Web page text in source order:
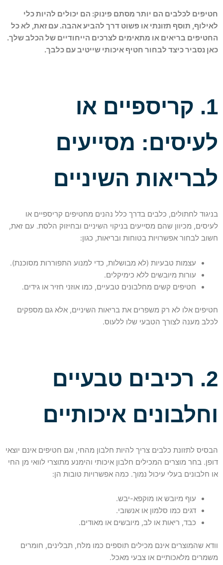
חטיפים לכלבים הם יותר מסתם פינוק: הם יכולים להיות כלי
לאילוף, תוסף תזונתי או פשוט דרך להביע אהבה. עם זאת, לא כל
החטיפים בריאים או מתאימים לצרכים הייחודיים של הכלב שלך.
כאן נסביר כיצד לבחור חטיף איכותי שייטיב עם כלבך.
1. קריספיים או
לעיסים: מסייעים
לבריאות השיניים
בניגוד לחתולים, כלבים בדרך כלל נהנים מחטיפים קריספיים או
לעיסים, מכיוון שהם מסייעים בניקוי השיניים ובחיזוק הלסת. עם זאת,
חשוב לבחור אפשרויות בטוחות ובריאות, כגון:
עצמות טבעיות (לא מבושלות, כדי למנוע התפוררות מסוכנת).
עורות מיובשים ללא כימיקלים.
חטיפים קשים מחלבונים טבעיים, כמו אוזני חזיר או גידים.
חטיפים אלו לא רק משפרים את בריאות השיניים, אלא גם מספקים
לכלב מענה לצורך הטבעי שלו ללעוס.
2. רכיבים טבעיים
וחלבונים איכותיים
הבסיס לתזונת כלבים צריך להיות חלבון מהחי, וגם חטיפים אינם יוצאי
דופן. בחר מוצרים המכילים חלבון איכותי והימנע מתוצרי לוואי מן החי
או חלבונים בעלי עיכול נמוך. כמה אפשרויות טובות הן:
עוף מיובש או מוקפא-יבש.
דגים כמו סלמון או אנשובי.
כבד, ריאות או לב, מיובשים או מאודים.
וודא שהמוצרים אינם מכילים תוספים כמו מלח, תבלינים, חומרים
משמרים מלאכותיים או צבעי מאכל.